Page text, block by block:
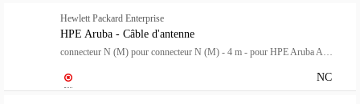
Hewlett Packard Enterprise
HPE Aruba - Câble d'antenne
NC